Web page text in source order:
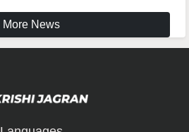
More News